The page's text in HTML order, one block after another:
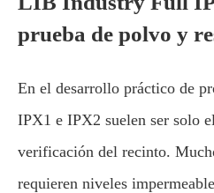
prueba de polvo y
En el desarrollo práctico de
IPX1 e IPX2 suelen ser solo
verificación del recinto.
requieren niveles